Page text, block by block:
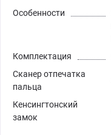
Особенности
Комплектация
Сканер отпечатка
пальца
Кенсингтонский
замок